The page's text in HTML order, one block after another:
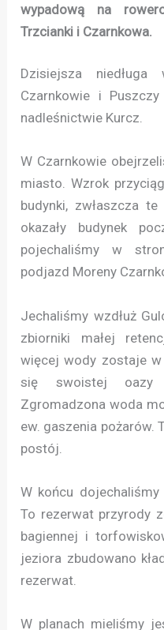
wypadową na
Trzcianki i Czarnkowa.
Dzisiejsza
Czarnkowie i
nadleśnictwie Kurcz.
W Czarnkowie
miasto. Wzrok
budynki, zwłaszcza
okazały budynek
pojechaliśmy w
podjazd Moreny
Jechaliśmy wzdłuż
zbiorniki małej
więcej wody zostaje
się swoistej
Zgromadzona woda
ew. gaszenia pożarów.
postój.
W końcu dojechaliśmy
To rezerwat przyrody
bagiennej i
jeziora zbudowano
rezerwat.
W planach mieliśmy